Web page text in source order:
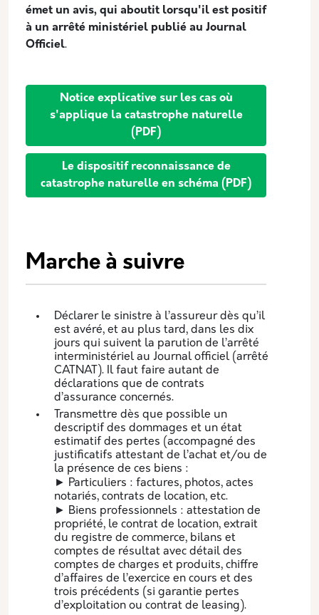
émet un avis, qui aboutit lorsqu'il est positif
à un arrêté ministériel publié au Journal
Officiel.
Notice explicative sur les cas où
s'applique la catastrophe naturelle
(PDF)
Le dispositif reconnaissance de
catastrophe naturelle en schéma (PDF)
Marche à suivre
Déclarer le sinistre à l’assureur dès qu’il
est avéré, et au plus tard, dans les dix
jours qui suivent la parution de l’arrêté
interministériel au Journal officiel (arrêté
CATNAT). Il faut faire autant de
déclarations que de contrats
d’assurance concernés.
Transmettre dès que possible un
descriptif des dommages et un état
estimatif des pertes (accompagné des
justificatifs attestant de l’achat et/ou de
la présence de ces biens :
► Particuliers : factures, photos, actes
notariés, contrats de location, etc.
► Biens professionnels : attestation de
propriété, le contrat de location, extrait
du registre de commerce, bilans et
comptes de résultat avec détail des
comptes de charges et produits, chiffre
d’affaires de l’exercice en cours et des
trois précédents (si garantie pertes
d’exploitation ou contrat de leasing).